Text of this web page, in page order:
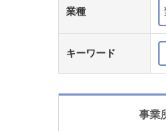
業種
キーワード
事業